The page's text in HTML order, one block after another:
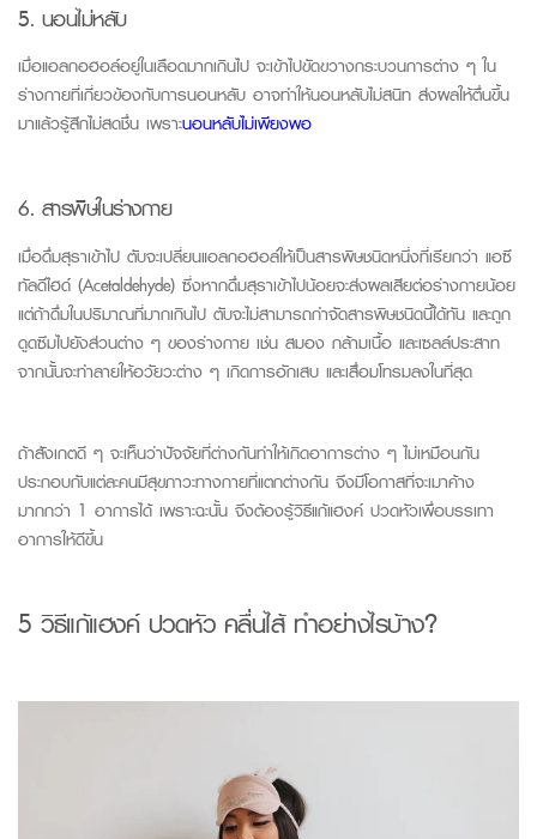
5. นอนไม่หลับ
เมื่อแอลกอฮอล์อยู่ในเลือดมากเกินไป จะเข้าไปขัดขวางกระบวนการต่าง ๆ ใน
ร่างกายที่เกี่ยวข้องกับการนอนหลับ อาจทำให้นอนหลับไม่สนิท ส่งผลให้ตื่นขึ้น
มาแล้วรู้สึกไม่สดชื่น เพราะนอนหลับไม่เพียงพอ
6. สารพิษในร่างกาย
เมื่อดื่มสุราเข้าไป ตับจะเปลี่ยนแอลกอฮอล์ให้เป็นสารพิษชนิดหนึ่งที่เรียกว่า แอซี
ทัลดีไฮด์ (Acetaldehyde) ซึ่งหากดื่มสุราเข้าไปน้อยจะส่งผลเสียต่อร่างกายน้อย
แต่ถ้าดื่มในปริมาณที่มากเกินไป ตับจะไม่สามารถกำจัดสารพิษชนิดนี้ได้ทัน และถูก
ดูดซึมไปยังส่วนต่าง ๆ ของร่างกาย เช่น สมอง กล้ามเนื้อ และเซลล์ประสาท
จากนั้นจะทำลายให้อวัยวะต่าง ๆ เกิดการอักเสบ และเสื่อมโทรมลงในที่สุด
ถ้าสังเกตดี ๆ จะเห็นว่าปัจจัยที่ต่างกันทำให้เกิดอาการต่าง ๆ ไม่เหมือนกัน
ประกอบกับแต่ละคนมีสุขภาวะทางกายที่แตกต่างกัน จึงมีโอกาสที่จะเมาค้าง
มากกว่า 1 อาการได้ เพราะฉะนั้น จึงต้องรู้วิธีแก้แฮงค์ ปวดหัวเพื่อบรรเทา
อาการให้ดีขึ้น
5 วิธีแก้แฮงค์ปวดหัว คลื่นไส้ ทำอย่างไรบ้าง?